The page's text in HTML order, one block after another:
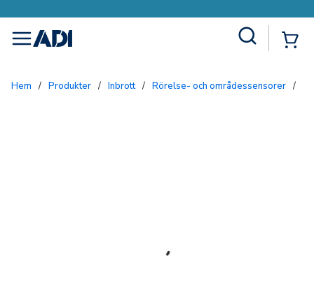
menu
Hem / Produkter / Inbrott / Rörelse- och områdessensorer /